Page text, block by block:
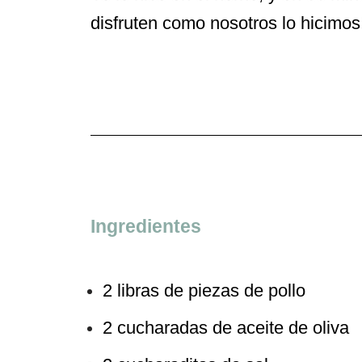
disfruten como nosotros lo
Ingredientes
2 libras de piezas de pollo
2 cucharadas de aceite de oliva